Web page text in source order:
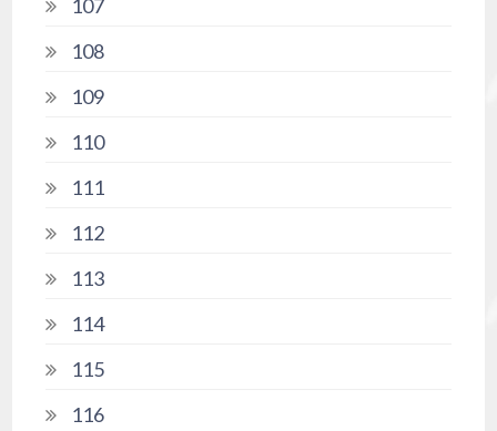
107
108
109
110
111
112
113
114
115
116